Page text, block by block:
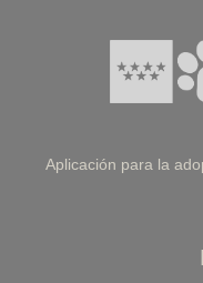
Aplicación para la